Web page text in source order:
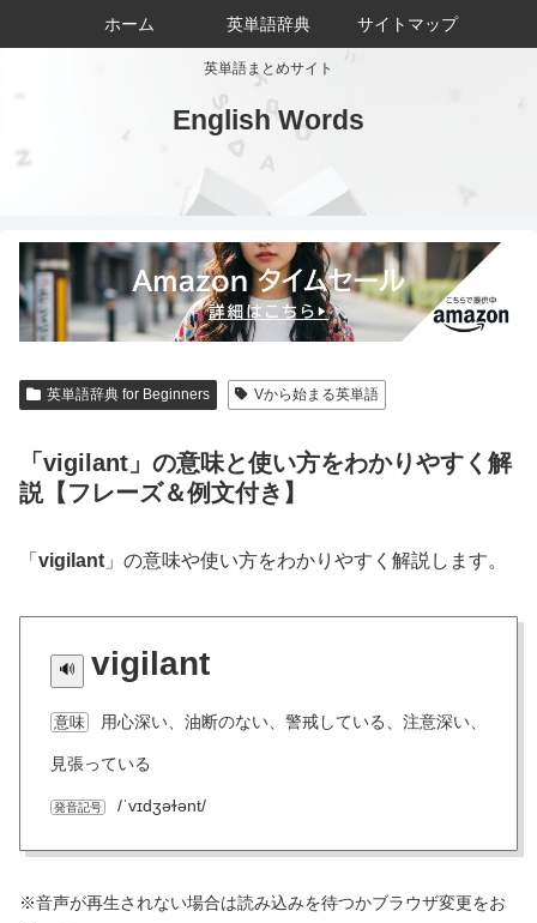
英単語まとめサイト
English Words
ホーム 英単語辞典 サイトマップ
英単語辞典 for Beginners Vから始まる英単語
「vigilant」の意味と使い方をわかりやすく解
説【フレーズ＆例文付き】
「 vigilant 」の意味や使い方をわかりやすく解説します。
vigilant
意味 用心深い、油断のない、警戒している、注意深い、
見張っている
発音記号 /ˈvɪdʒəɫənt/
※音声が再生されない場合は読み込みを待つかブラウザ変更をお